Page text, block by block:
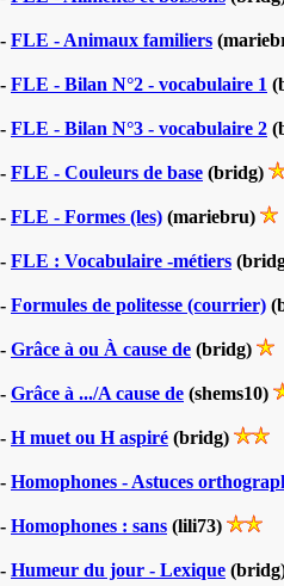
- FLE - Animaux familiers
- FLE - Bilan N°2 - vocabulaire 1
- FLE - Bilan N°3 - vocabulaire 2
- FLE - Couleurs de base (bridg)
- FLE - Formes (les) (mariebru)
- FLE : Vocabulaire -métiers
- Formules de politesse (courrier)
- Grâce à ou À cause de (bridg)
- Grâce à .../A cause de (shems10)
- H muet ou H aspiré (bridg)
- Homophones - Astuces
- Homophones : sans (lili73)
- Humeur du jour - Lexique